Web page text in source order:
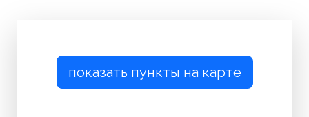
показать пункты на карте